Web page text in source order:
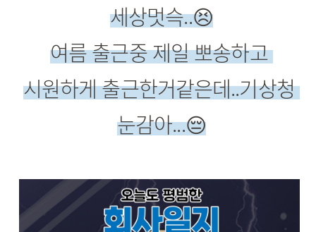
세상멋슥..😣
여름 출근중 제일 뽀송하고
시원하게 출근한거같은데..기상청
눈감아...😔